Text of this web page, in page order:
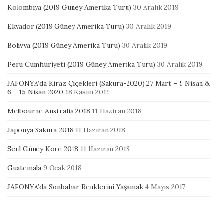
Kolombiya (2019 Güney Amerika Turu) 30 Aralık 2019
Ekvador (2019 Güney Amerika Turu) 30 Aralık 2019
Bolivya (2019 Güney Amerika Turu) 30 Aralık 2019
Peru Cumhuriyeti (2019 Güney Amerika Turu) 30 Aralık 2019
JAPONYA’da Kiraz Çiçekleri (Sakura-2020) 27 Mart – 5 Nisan &
6 – 15 Nisan 2020 18 Kasım 2019
Melbourne Australia 2018 11 Haziran 2018
Japonya Sakura 2018 11 Haziran 2018
Seul Güney Kore 2018 11 Haziran 2018
Guatemala 9 Ocak 2018
JAPONYA’da Sonbahar Renklerini Yaşamak 4 Mayıs 2017